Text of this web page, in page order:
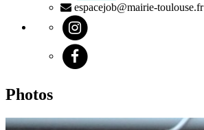
espacejob@mairie-toulouse.fr
Photos